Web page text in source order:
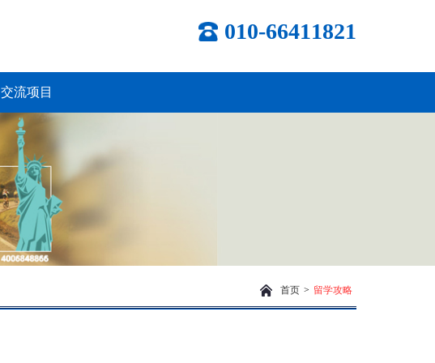
010-66411821
交流项目
首页 > 留学攻略